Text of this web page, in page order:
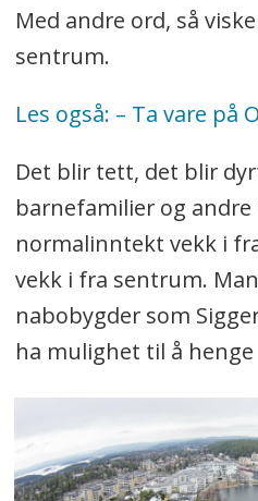
Med andre ord, så
sentrum.
Les også: – Ta vare på
Det blir tett, det blir
barnefamilier og andre
normalinntekt vekk i
vekk i fra sentrum.
nabobygder som
ha mulighet til å henge